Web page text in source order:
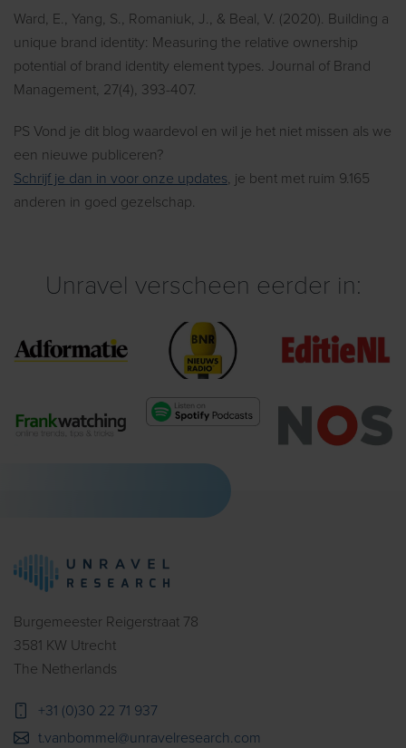
Ward, E., Yang, S., Romaniuk, J., & Beal, V. (2020). Building a
unique brand identity: Measuring the relative ownership
potential of brand identity element types. Journal of Brand
Management, 27(4), 393-407.
PS Vond je dit blog waardevol en wil je het niet missen als we
een nieuwe publiceren?
Schrijf je dan in voor onze updates, je bent met ruim 9.165
anderen in goed gezelschap.
Unravel verscheen eerder in:
Burgemeester Reigerstraat 78
3581 KW Utrecht
The Netherlands
+31 (0)30 22 71 937
t.vanbommel@unravelresearch.com